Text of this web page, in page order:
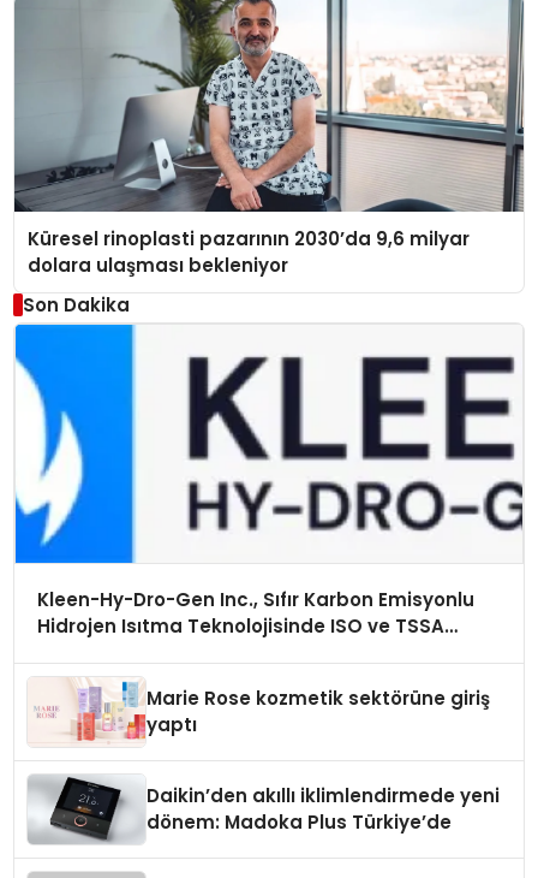
Küresel rinoplasti pazarının 2030’da 9,6 milyar
dolara ulaşması bekleniyor
Son Dakika
Kleen-Hy-Dro-Gen Inc., Sıfır Karbon Emisyonlu
Hidrojen Isıtma Teknolojisinde ISO ve TSSA
Marie Rose kozmetik sektörüne giriş
yaptı
Daikin’den akıllı iklimlendirmede yeni
dönem: Madoka Plus Türkiye’de